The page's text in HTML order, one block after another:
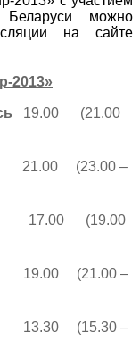
Беларуси можно
на сайте
2013»
19.00 (21.00
(23.00 –
17.00 (19.00
(21.00 –
13.30 (15.30 –